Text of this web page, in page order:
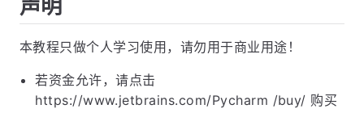
](https://www.quanxiaoha.com/Pycharm
/Pycharm -tutorial.html)